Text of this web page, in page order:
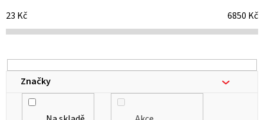
23 Kč 6850 Kč
Značky
p
r
o
d